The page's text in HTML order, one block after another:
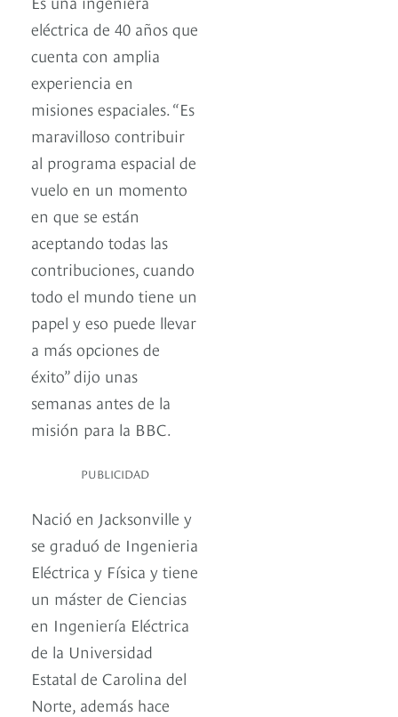
eléctrica de 40 años que
cuenta con amplia
experiencia en
misiones espaciales. “Es
maravilloso contribuir
al programa espacial de
vuelo en un momento
en que se están
aceptando todas las
contribuciones, cuando
todo el mundo tiene un
papel y eso puede llevar
a más opciones de
éxito” dijo unas
semanas antes de la
misión para la BBC.
PUBLICIDAD
Nació en Jacksonville y
se graduó de Ingenieria
Eléctrica y Física y tiene
un máster de Ciencias
en Ingeniería Eléctrica
de la Universidad
Estatal de Carolina del
Norte, además hace